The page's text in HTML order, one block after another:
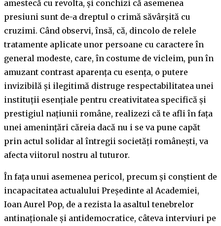
amestecă cu revolta, și conchizi că asemenea
presiuni sunt de-a dreptul o crimă săvârșită cu
cruzimi. Când observi, însă, că, dincolo de relele
tratamente aplicate unor persoane cu caractere în
general modeste, care, în costume de vicleim, pun în
amuzant contrast aparența cu esența, o putere
invizibilă și ilegitimă distruge respectabilitatea unei
instituții esențiale pentru creativitatea specifică și
prestigiul națiunii române, realizezi că te afli în fața
unei amenințări căreia dacă nu i se va pune capăt
prin actul solidar al întregii societăți românești, va
afecta viitorul nostru al tuturor.
În fața unui asemenea pericol, precum și conștient de
incapacitatea actualului Președinte al Academiei,
Ioan Aurel Pop, de a rezista la asaltul tenebrelor
antinaționale și antidemocratice, câteva interviuri pe